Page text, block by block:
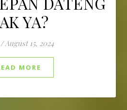
YA?
/August 15, 2024
MORE